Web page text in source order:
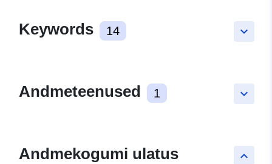
keyboard_arrow_down
Keywords 14
keyboard_arrow_down
Andmeteenused 1
keyboard_arrow_up
Andmekogumi ulatus